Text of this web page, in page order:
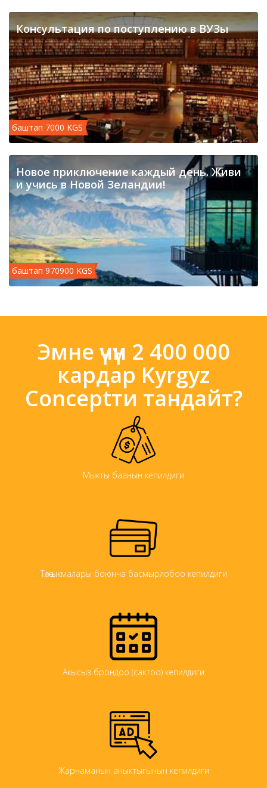
Консультация по поступлению в ВУЗы
баштап 7000 KGS
Новое приключение каждый день. Живи
и учись в Новой Зеландии!
баштап 970900 KGS
Эмне үчүн 2 400 000
кардар Kyrgyz
Conceptти тандайт?
Мыкты баанын кепилдиги
Төлөө ыкмалары боюнча басмырлобоо кепилдиги
Акысыз брондоо (сактоо) кепилдиги
Жарнаманын аныктыгынын кепилдиги